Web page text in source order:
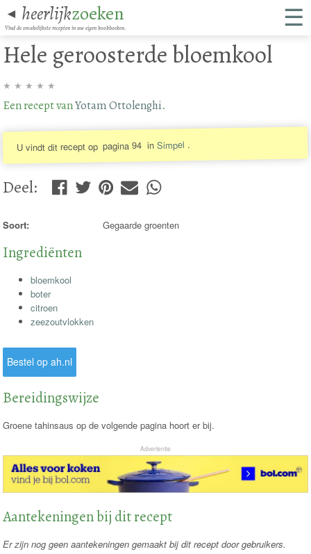
◄ heerlijkzoeken
Vind de smakelijkste recepten in uw eigen kookboeken. ☰
Hele geroosterde bloemkool
★ ★ ★ ★ ★
Een recept vanYotam Ottolenghi.
U vindt dit recept op pagina 94 inSimpel .
Deel:
Soort: Gegaarde groenten
Ingrediënten
bloemkool
boter
citroen
zeezoutvlokken
Bestel op ah.nl
Bereidingswijze
Groene tahinsaus op de volgende pagina hoort er bij.
Advertentie
Aantekeningen bij dit recept
Er zijn nog geen aantekeningen gemaakt bij dit recept door gebruikers.